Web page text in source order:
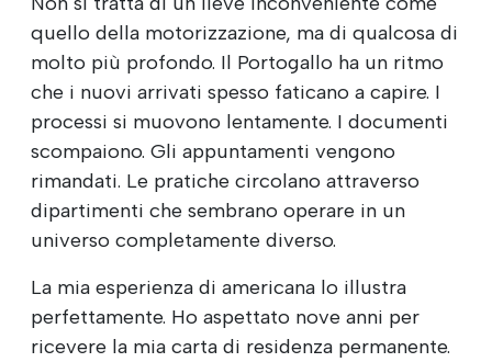
quello della motorizzazione, ma di qualcosa di
molto più profondo. Il Portogallo ha un ritmo
che i nuovi arrivati spesso faticano a capire. I
processi si muovono lentamente. I documenti
scompaiono. Gli appuntamenti vengono
rimandati. Le pratiche circolano attraverso
dipartimenti che sembrano operare in un
universo completamente diverso.
La mia esperienza di americana lo illustra
perfettamente. Ho aspettato nove anni per
ricevere la mia carta di residenza permanente.